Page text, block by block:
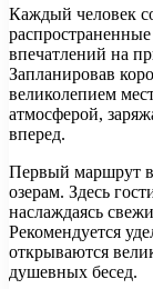
Каждый человек
впечатлений на
Запланировав
великолепием
атмосферой,
вперед.
Первый маршрут
озерам. Здесь
наслаждаясь
Рекомендуется
открываются
душевных бесед.